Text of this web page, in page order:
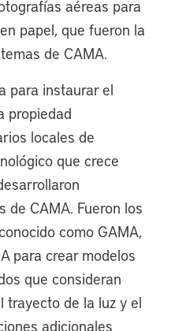
aéreas para
papel, que fueron la
de CAMA.
para instaurar el
propiedad
locales de
que crece
de CAMA. Fueron los
como GAMA,
para crear modelos
que consideran
trayecto de la luz y el
adicionales